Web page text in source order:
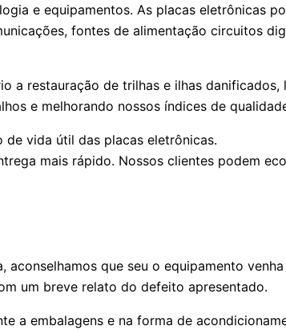
e equipamentos. As placas eletrônicas
fontes de alimentação circuitos
a restauração de trilhas e ilhas danificados,
e melhorando nossos índices de
vida útil das placas eletrônicas.
mais rápido. Nossos clientes podem
que seu o equipamento venha
um breve relato do defeito apresentado.
a embalagens e na forma de